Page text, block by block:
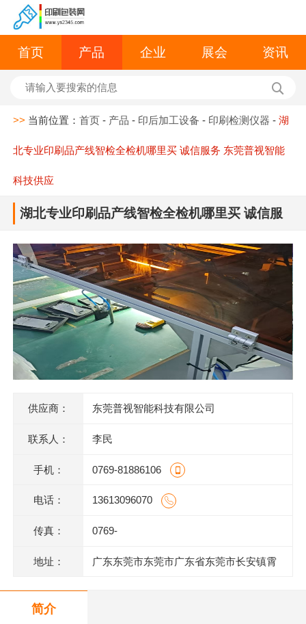
首页 产品 企业 展会 资讯
>> 当前位置：首页 - 产品 - 印后加工设备 - 印刷检测仪器 -湖
北专业印刷品产线智检全检机哪里买 诚信服务 东莞普视智能
科技供应
湖北专业印刷品产线智检全检机哪里买 诚信服
供应商： 东莞普视智能科技有限公司
联系人： 李民
手机： 0769-81886106
电话： 13613096070
传真： 0769-
地址： 广东东莞市东莞市广东省东莞市长安镇霄
简介